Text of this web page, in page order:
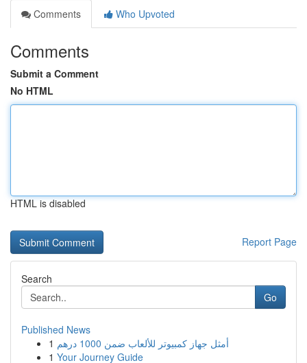
Comments
Who Upvoted
Comments
Submit a Comment
No HTML
HTML is disabled
Report Page
Search
Go
Published News
1
أمثل جهاز كمبيوتر للألعاب ضمن 1000 درهم
1 Your Journey Guide